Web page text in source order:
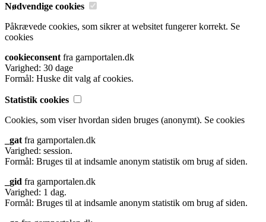
Nødvendige cookies
Påkrævede cookies, som sikrer at websitet fungerer korrekt. Se
cookies
cookieconsent fra garnportalen.dk
Varighed: 30 dage
Formål: Huske dit valg af cookies.
Statistik cookies
Cookies, som viser hvordan siden bruges (anonymt). Se cookies
_gat fra garnportalen.dk
Varighed: session.
Formål: Bruges til at indsamle anonym statistik om brug af siden.
_gid fra garnportalen.dk
Varighed: 1 dag.
Formål: Bruges til at indsamle anonym statistik om brug af siden.